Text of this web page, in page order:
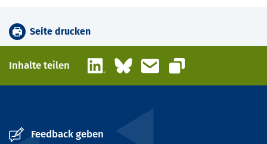
Seite drucken
Inhalte teilen LinkedInBlueskyE-Mail
Link kopieren
Feedback geben